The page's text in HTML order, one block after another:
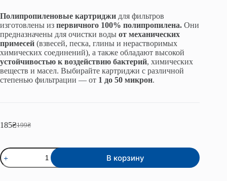
Полипропиленовые картриджи для фильтров
изготовлены из первичного 100% полипропилена. Они
предназначены для очистки воды от механических
примесей (взвесей, песка, глины и нерастворимых
химических соединений), а также обладают высокой
устойчивостью к воздействию бактерий, химических
веществ и масел. Выбирайте картриджи с различной
степенью фильтрации — от 1 до 50 микрон.
199₴
Первоначальная
составляла
185₴Текущая
185₴.
Количество
товара
Картридж
В корзину